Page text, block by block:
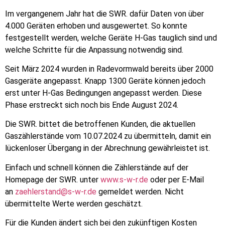
Im vergangenem Jahr hat die SWR. dafür Daten von über
4.000 Geräten erhoben und ausgewertet. So konnte
festgestellt werden, welche Geräte H-Gas tauglich sind und
welche Schritte für die Anpassung notwendig sind.
Seit März 2024 wurden in Radevormwald bereits über 2000
Gasgeräte angepasst. Knapp 1300 Geräte können jedoch
erst unter H-Gas Bedingungen angepasst werden. Diese
Phase erstreckt sich noch bis Ende August 2024.
Die SWR. bittet die betroffenen Kunden, die aktuellen
Gaszählerstände vom 10.07.2024 zu übermitteln, damit ein
lückenloser Übergang in der Abrechnung gewährleistet ist.
Einfach und schnell können die Zählerstände auf der
Homepage der SWR. unter www.s-w-r.de oder per E-Mail
an zaehlerstand@s-w-r.de gemeldet werden. Nicht
übermittelte Werte werden geschätzt.
Für die Kunden ändert sich bei den zukünftigen Kosten